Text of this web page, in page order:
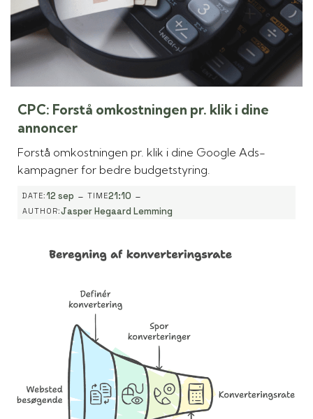
CPC: Forstå omkostningen pr. klik i dine
annoncer
Forstå omkostningen pr. klik i dine Google Ads-
kampagner for bedre budgetstyring.
DATE:12 sep - TIME21:10 -
AUTHOR:Jasper Hegaard Lemming